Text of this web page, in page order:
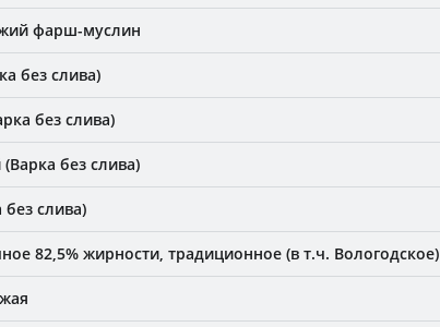
фарш-муслин
без слива)
без слива)
без слива)
без слива)
82,5% жирности, традиционное (в т.ч. Вологодское)